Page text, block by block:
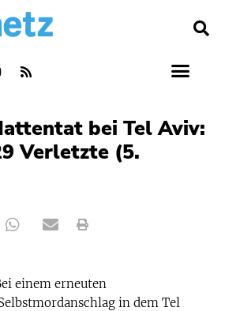
bei Tel Aviv:
Verletzte (5.
einem erneuten
in dem Tel